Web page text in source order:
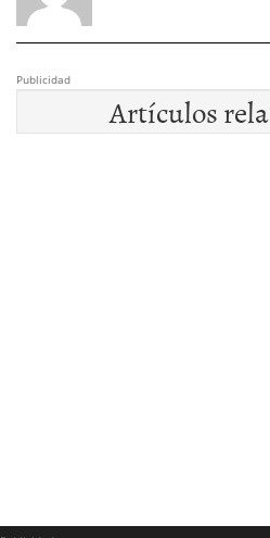
Publicidad
Artículos